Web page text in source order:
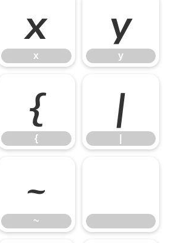
x
x
y
y
{
{
|
~
~